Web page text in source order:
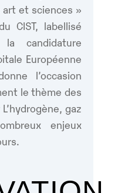
et sciences »
CIST, labellisé
candidature
Européenne
l’occasion
le thème des
gaz
enjeux